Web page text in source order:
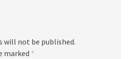
will not be published.
marked *